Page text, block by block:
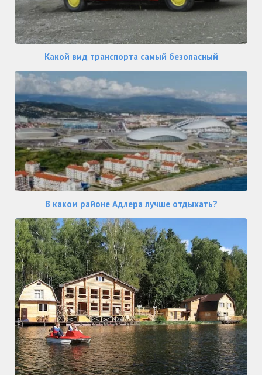
Какой вид транспорта самый безопасный
В каком районе Адлера лучше отдыхать?